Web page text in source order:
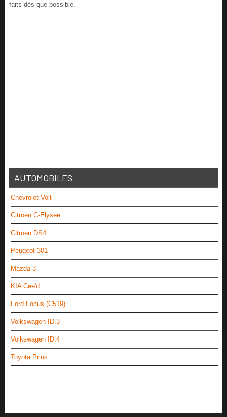
faits dès que possible.
AUTOMOBILES
Chevrolet Volt
Citroën C-Elysee
Citroën DS4
Peugeot 301
Mazda 3
KIA Cee'd
Ford Focus (C519)
Volkswagen ID.3
Volkswagen ID.4
Toyota Prius